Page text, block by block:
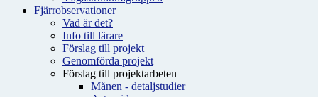
Fjärrobservationer
Vad är det?
Info till lärare
Förslag till projekt
Genomförda projekt
Förslag till projektarbeten
Månen - detaljstudier